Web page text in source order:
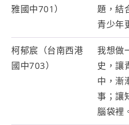
雅國中701）
題，結
青少年
柯郁宸（台南西港
國中703）
我想做
史，讓
中，漸
事；讓
腦袋裡